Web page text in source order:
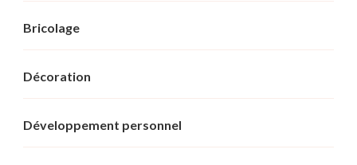
Bricolage
Décoration
Développement personnel